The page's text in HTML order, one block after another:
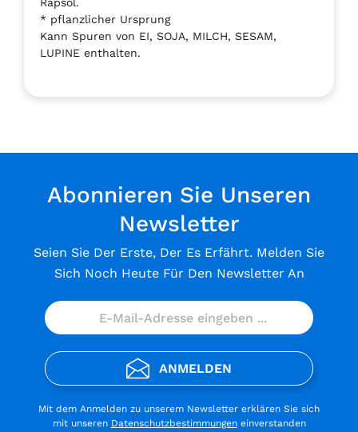
* pflanzlicher Ursprung
Kann Spuren von EI, SOJA, MILCH, SESAM,
LUPINE enthalten.
Abonnieren Sie Unseren
Newsletter
Seien Sie Der Erste, Der Es Erfährt. Melden Sie
Sich Noch Heute Für Den Newsletter An
ANMELDEN
Mit dem Anmelden zu unserem Newsletter erklären Sie sich
mit unseren Datenschutzbestimmungeneinverstanden